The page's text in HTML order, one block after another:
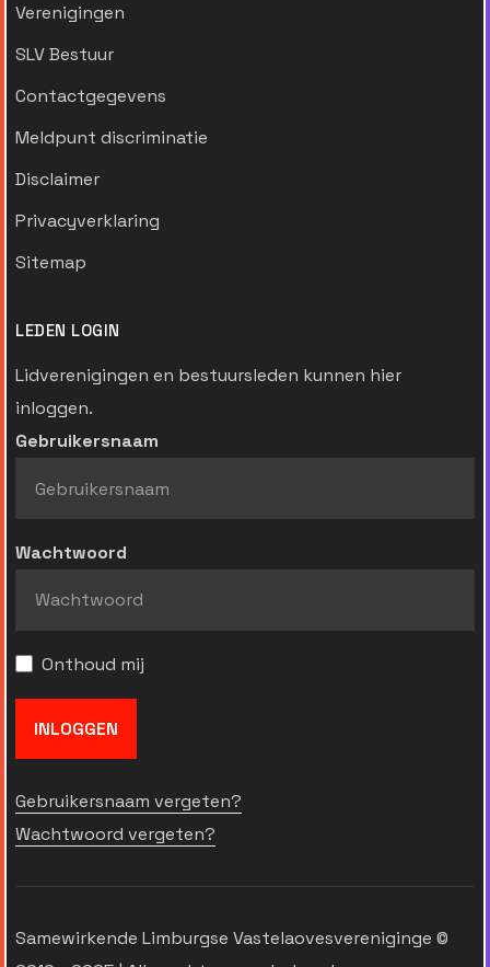
Verenigingen
SLV Bestuur
Contactgegevens
Meldpunt discriminatie
Disclaimer
Privacyverklaring
Sitemap
LEDEN LOGIN
Lidverenigingen en bestuursleden kunnen hier
inloggen.
Gebruikersnaam
Wachtwoord
Onthoud mij
INLOGGEN
Gebruikersnaam vergeten?
Wachtwoord vergeten?
Samewirkende Limburgse Vastelaovesvereniginge ©